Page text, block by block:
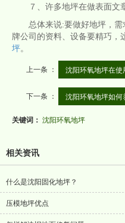
７、许多地坪在做表面文
总体来说:要做好地坪，
牌公司的资料、设备要精巧，
坪。
上一条 ： 沈阳环氧地坪在使
下一条 ： 沈阳环氧地坪如何
关键词： 沈阳环氧地坪
相关资讯
什么是沈阳固化地坪？
压模地坪优点